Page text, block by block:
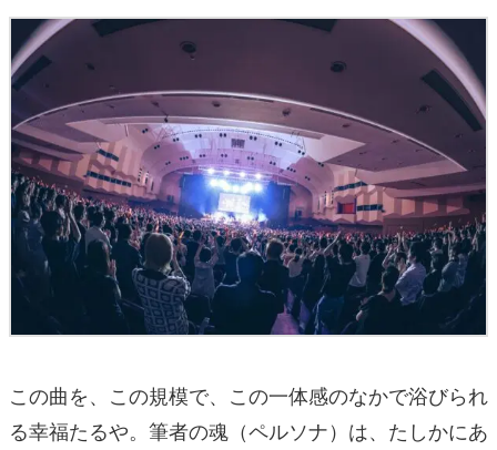
この曲を、この規模で、この一体感のなかで浴びられ
る幸福たるや。筆者の魂（ペルソナ）は、たしかにあ